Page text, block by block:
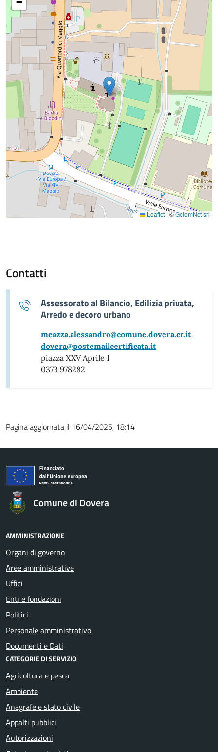
Leaflet |©GolemNet srl
Contatti
Assessorato al Bilancio, Edilizia privata,
Arredo e decoro urbano
meazza.alessandro@comune.dovera.cr.it
dovera@postemailcertificata.it
piazza XXV Aprile 1
0373 978282
Pagina aggiornata il 16/04/2025, 18:14
Comune di Dovera
AMMINISTRAZIONE
Organi di governo
Aree amministrative
Uffici
Enti e fondazioni
Politici
Personale amministrativo
Documenti e Dati
CATEGORIE DI SERVIZIO
Agricoltura e pesca
Ambiente
Anagrafe e stato civile
Appalti pubblici
Autorizzazioni